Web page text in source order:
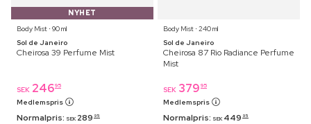
NYHET
Body Mist ⋅ 90 ml
Sol de Janeiro
Cheirosa 39 Perfume Mist
SEK 24695
Medlemspris
Normalpris: SEK 289 95
Body Mist ⋅ 240 ml
Sol de Janeiro
Cheirosa 87 Rio Radiance Perfume
Mist
SEK 379 95
Medlemspris
Normalpris: SEK 449 95